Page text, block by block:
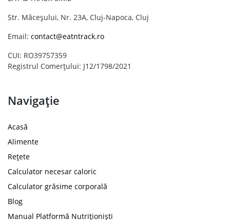
Str. Măceșului, Nr. 23A, Cluj-Napoca, Cluj
Email: contact@eatntrack.ro
CUI: RO39757359
Registrul Comerțului: J12/1798/2021
Navigație
Acasă
Alimente
Rețete
Calculator necesar caloric
Calculator grăsime corporală
Blog
Manual Platformă Nutriționiști